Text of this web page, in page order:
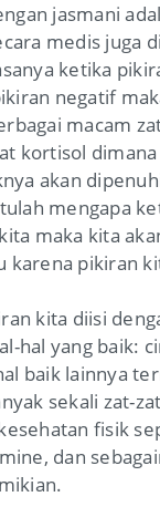
jasmani
medis juga
ketika
negatif
macam
kortisol
akan
mengapa
maka kita
karena pikiran
kita diisi
hal yang baik:
baik lainnya
sekali zat-
fisik
dan